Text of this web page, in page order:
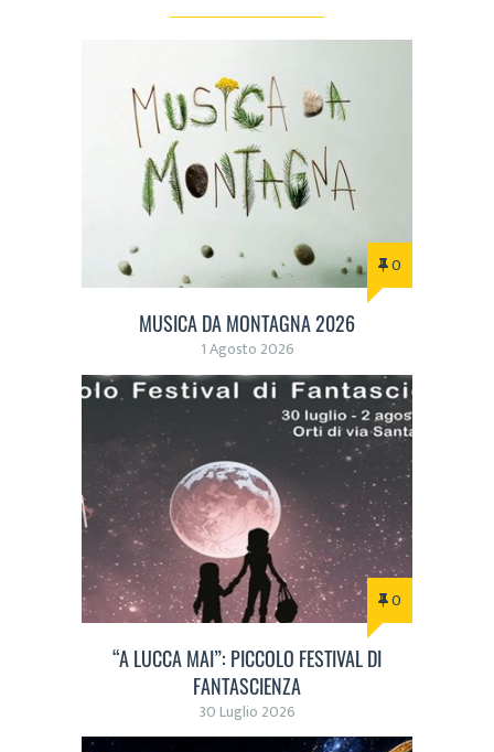
0
MUSICA DA MONTAGNA 2026
1 Agosto 2026
0
“A LUCCA MAI”: PICCOLO FESTIVAL DI
FANTASCIENZA
30 Luglio 2026